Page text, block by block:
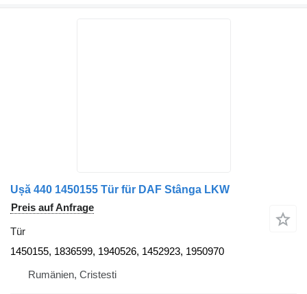
Ușă 440 1450155 Tür für DAF Stânga LKW
Preis auf Anfrage
Tür
1450155, 1836599, 1940526, 1452923, 1950970
Rumänien, Cristesti